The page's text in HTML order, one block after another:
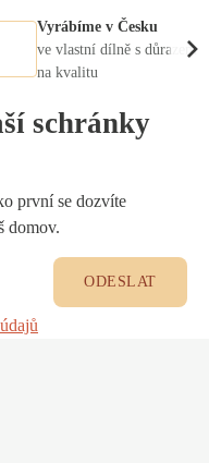
Vyrábíme v Česku
ve vlastní dílně s důrazem
na kvalitu
schránky
první se dozvíte
domov.
ODESLAT